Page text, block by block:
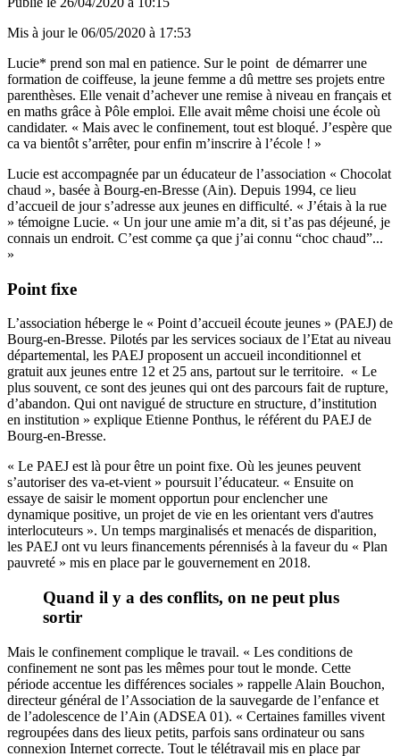
Mis à jour le 06/05/2020 à 17:53
Lucie* prend son mal en patience. Sur le point de démarrer une
formation de coiffeuse, la jeune femme a dû mettre ses projets entre
parenthèses. Elle venait d’achever une remise à niveau en français et
en maths grâce à Pôle emploi. Elle avait même choisi une école où
candidater. « Mais avec le confinement, tout est bloqué. J’espère que
ca va bientôt s’arrêter, pour enfin m’inscrire à l’école ! »
Lucie est accompagnée par un éducateur de l’association « Chocolat
chaud », basée à Bourg-en-Bresse (Ain). Depuis 1994, ce lieu
d’accueil de jour s’adresse aux jeunes en difficulté. « J’étais à la rue
» témoigne Lucie. « Un jour une amie m’a dit, si t’as pas déjeuné, je
connais un endroit. C’est comme ça que j’ai connu “choc chaud”...
»
Point fixe
L’association héberge le « Point d’accueil écoute jeunes » (PAEJ) de
Bourg-en-Bresse. Pilotés par les services sociaux de l’Etat au niveau
départemental, les PAEJ proposent un accueil inconditionnel et
gratuit aux jeunes entre 12 et 25 ans, partout sur le territoire. « Le
plus souvent, ce sont des jeunes qui ont des parcours fait de rupture,
d’abandon. Qui ont navigué de structure en structure, d’institution
en institution » explique Etienne Ponthus, le référent du PAEJ de
Bourg-en-Bresse.
« Le PAEJ est là pour être un point fixe. Où les jeunes peuvent
s’autoriser des va-et-vient » poursuit l’éducateur. « Ensuite on
essaye de saisir le moment opportun pour enclencher une
dynamique positive, un projet de vie en les orientant vers d'autres
interlocuteurs ». Un temps marginalisés et menacés de disparition,
les PAEJ ont vu leurs financements pérennisés à la faveur du « Plan
pauvreté » mis en place par le gouvernement en 2018.
Quand il y a des conflits, on ne peut plus
sortir
Mais le confinement complique le travail. « Les conditions de
confinement ne sont pas les mêmes pour tout le monde. Cette
période accentue les différences sociales » rappelle Alain Bouchon,
directeur général de l’Association de la sauvegarde de l’enfance et
de l’adolescence de l’Ain (ADSEA 01). « Certaines familles vivent
regroupées dans des lieux petits, parfois sans ordinateur ou sans
connexion Internet correcte. Tout le télétravail mis en place par